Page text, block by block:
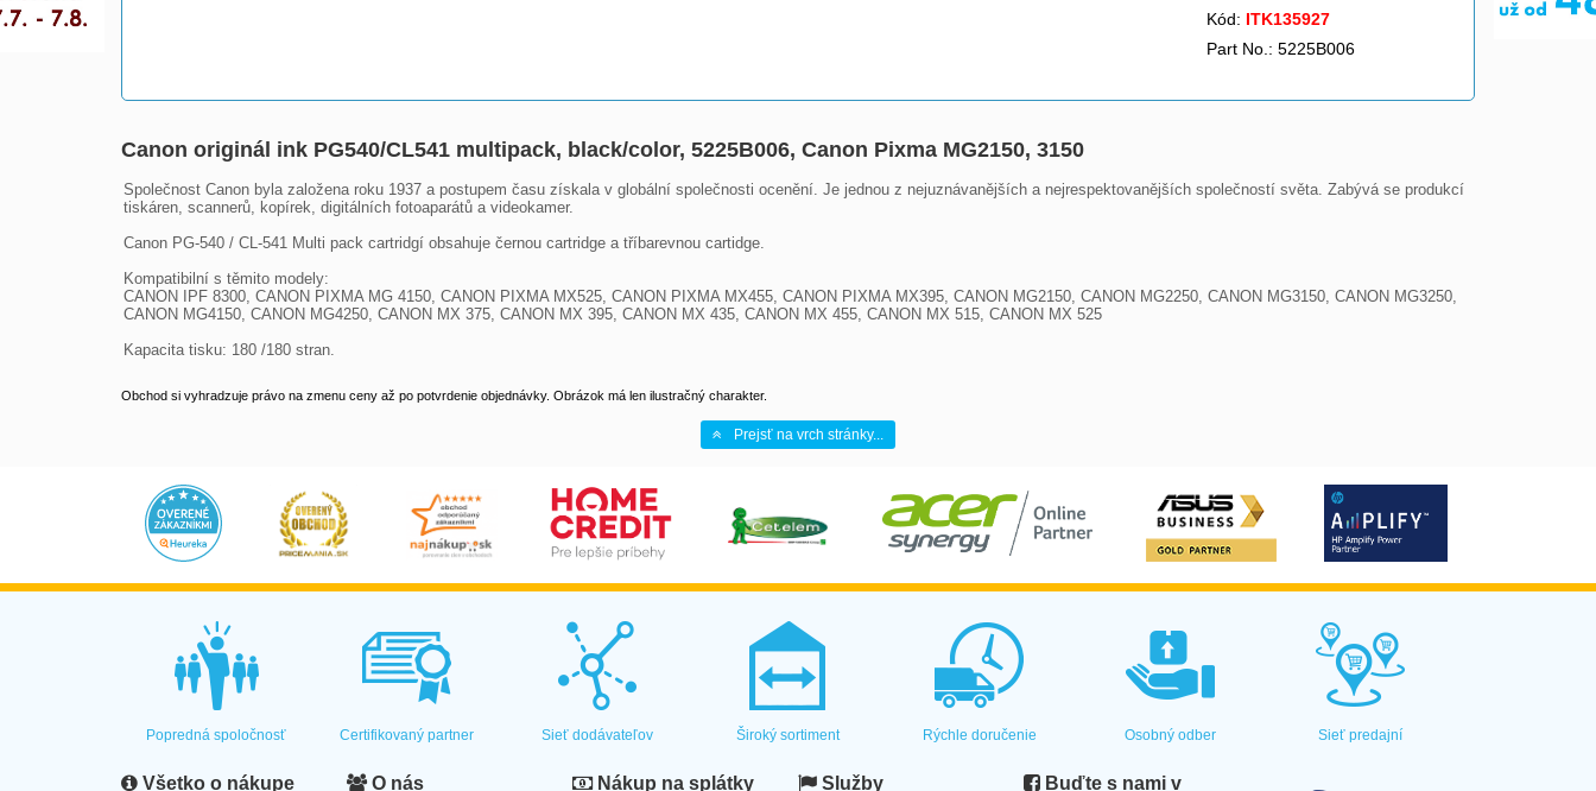
Kód: ITK135927
Part No.: 5225B006
Canon originál ink PG540/CL541 multipack, black/color, 5225B006, Canon Pixma MG2150, 3150
Společnost Canon byla založena roku 1937 a postupem času získala v globální společnosti ocenění. Je jednou z nejuznávanějších a nejrespektovanějších společností světa. Zabývá se produkcí
tiskáren, scannerů, kopírek, digitálních fotoaparátů a videokamer.
Canon PG-540 / CL-541 Multi pack cartridgí obsahuje černou cartridge a tříbarevnou cartidge.
Kompatibilní s těmito modely:
CANON IPF 8300, CANON PIXMA MG 4150, CANON PIXMA MX525, CANON PIXMA MX455, CANON PIXMA MX395, CANON MG2150, CANON MG2250, CANON MG3150, CANON MG3250,
CANON MG4150, CANON MG4250, CANON MX 375, CANON MX 395, CANON MX 435, CANON MX 455, CANON MX 515, CANON MX 525
Kapacita tisku: 180 /180 stran.
Obchod si vyhradzuje právo na zmenu ceny až po potvrdenie objednávky. Obrázok má len ilustračný charakter.
Prejsť na vrch stránky...
Popredná spoločnosť Certifikovaný partner Sieť dodávateľov Široký sortiment Rýchle doručenie Osobný odber Sieť predajní
Všetko o nákupe O nás Nákup na splátky Služby Buďte s nami v